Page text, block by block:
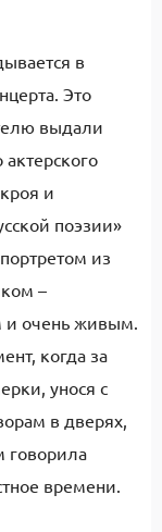
в
Это
выдали
и
поэзии»
из
–
и очень живым.
когда за
унося с
в дверях,
говорила
времени.